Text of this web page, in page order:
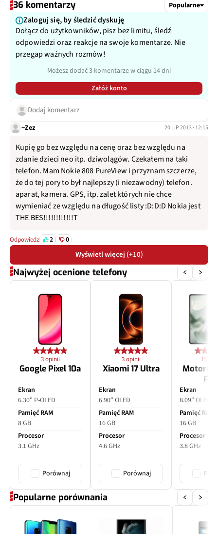
36 komentarzy Popularne
Zaloguj się, by śledzić dyskuję
Dołącz do użytkowników, pisz bez limitu, śledź
odpowiedzi oraz reakcje na swoje komentarze. Nie
przegap ważnych rozmów!
Możesz dodać 3 komentarze w ciągu 14 dni
Załóż konto
Dodaj komentarz
~Zez 20 LIP 2013 · 12:15
Kupię go bez względu na cenę oraz bez względu na
zdanie dzieci neo itp. dziwolągów. Czekałem na taki
telefon. Mam Nokie 808 PureView i przyznam szczerze,
że do tej pory to był najlepszy (i niezawodny) telefon.
aparat, kamera. GPS, itp. zalet których nie chce
wymieniać ze względu na długość listy :D:D:D Nokia jest
THE BES!!!!!!!!!!!!T
Odpowiedz 2 0
Wyświetl więcej (+10)
Najwyżej ocenione telefony
3 opinii
Google Pixel 10a
Ekran
6.30" P-OLED
Pamięć RAM
8 GB
Procesor
3.1 GHz
Porównaj
3 opinii
Xiaomi 17 Ultra
Ekran
6.90" OLED
Pamięć RAM
16 GB
Procesor
4.6 GHz
Porównaj
15
Motorola
Ekran
8.09" OLED
Pamięć RAM
16 GB
Procesor
3.8 GHz
Popularne porównania